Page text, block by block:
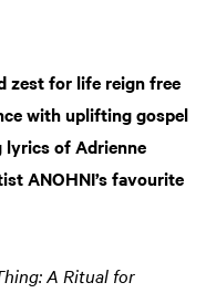
zest for life reign free
with uplifting gospel
lyrics of Adrienne
ANOHNI’s favourite
A Ritual for